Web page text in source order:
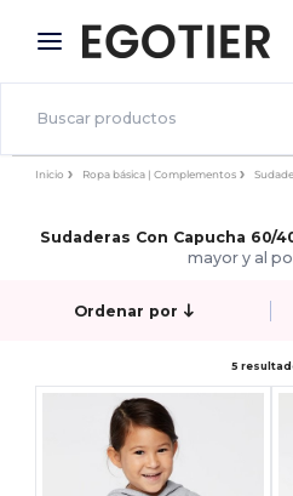
× App de Egotier
¡Mejores precios en app!
Inicio Ropa básica | Complementos
Sudaderas Con Capucha 60/
mayor y al
Ordenar por
5